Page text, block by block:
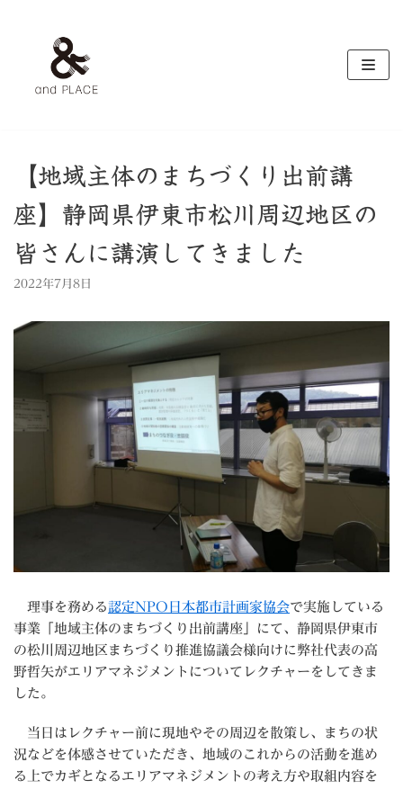
ッ
プ
【地域主体のまちづくり出前講
座】静岡県伊東市松川周辺地区の
皆さんに講演してきました
2022年7月8日
理事を務める認定NPO日本都市計画家協会で実施している
事業「地域主体のまちづくり出前講座」にて、静岡県伊東市
の松川周辺地区まちづくり推進協議会様向けに弊社代表の高
野哲矢がエリアマネジメントについてレクチャーをしてきま
した。
当日はレクチャー前に現地やその周辺を散策し、まちの状
況などを体感させていただき、地域のこれからの活動を進め
る上でカギとなるエリアマネジメントの考え方や取組内容を